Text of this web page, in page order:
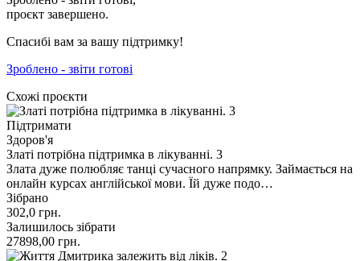
проєкт завершено.
Спасибі вам за вашу підтримку!
Зроблено - звіти готові
Схожі проєкти
Підтримати
Здоров'я
Златі потрібна підтримка в лікуванні. 3
Злата дуже полюбляє танці сучасного напрямку. Займається на
онлайн курсах англійської мови. Їй дуже подо…
Зібрано
302,0 грн.
Залишилось зібрати
27898,00 грн.